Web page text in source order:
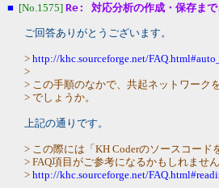
■ [No.1575] Re: 対応分析の作成・保存まで
ご回答ありがとうございます。
> http://khc.sourceforge.net/
>
> この手順のなかで、共起ネットワーク
> でしょうか。
上記の通りです。
> この際には「KH Coderのソースコー
> FAQ項目がご参考になるかもしれません
> http://khc.sourceforge.net/